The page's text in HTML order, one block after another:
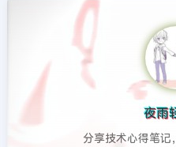
夜雨
分享技术心得笔记